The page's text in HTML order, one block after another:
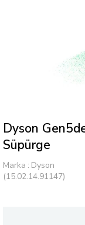
Dyson
Süpürge
Marka : Dyson
(15.02.14.91147)